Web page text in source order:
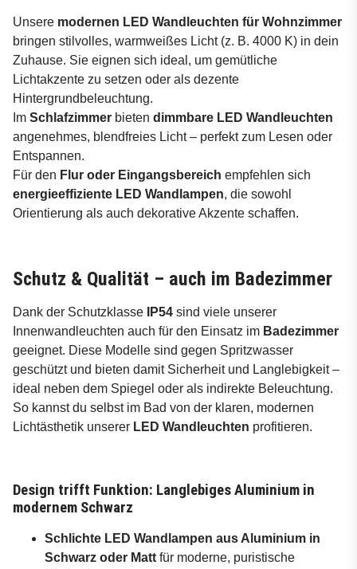
Unsere modernen LED Wandleuchten für Wohnzimmer
bringen stilvolles, warmweißes Licht (z. B. 4000 K) in dein
Zuhause. Sie eignen sich ideal, um gemütliche
Lichtakzente zu setzen oder als dezente
Hintergrundbeleuchtung.
Im Schlafzimmer bieten dimm­bare LED Wandleuchten
angenehmes, blendfreies Licht – perfekt zum Lesen oder
Entspannen.
Für den Flur oder Eingangsbereich empfehlen sich
energieeffiziente LED Wandlampen, die sowohl
Orientierung als auch dekorative Akzente schaffen.
Schutz & Qualität – auch im Badezimmer
Dank der Schutzklasse IP54 sind viele unserer
Innenwandleuchten auch für den Einsatz im Badezimmer
geeignet. Diese Modelle sind gegen Spritzwasser
geschützt und bieten damit Sicherheit und Langlebigkeit –
ideal neben dem Spiegel oder als indirekte Beleuchtung.
So kannst du selbst im Bad von der klaren, modernen
Lichtästhetik unserer LED Wandleuchten profitieren.
Design trifft Funktion: Langlebiges Aluminium in
modernem Schwarz
Schlichte LED Wandlampen aus Aluminium in
Schwarz oder Matt für moderne, puristische